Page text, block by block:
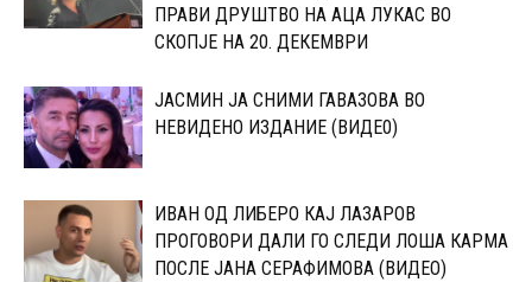
ПРАВИ ДРУШТВО НА АЦА ЛУКАС ВО
СКОПЈЕ НА 20. ДЕКЕМВРИ
ЈАСМИН ЈА СНИМИ ГАВАЗОВА ВО
НЕВИДЕНО ИЗДАНИЕ (ВИДЕ0)
ИВАН ОД ЛИБЕРО КАЈ ЛАЗАРОВ
ПРОГОВОРИ ДАЛИ ГО СЛЕДИ ЛОША КАРМА
ПОСЛЕ ЈАНА СЕРАФИМОВА (ВИДЕО)